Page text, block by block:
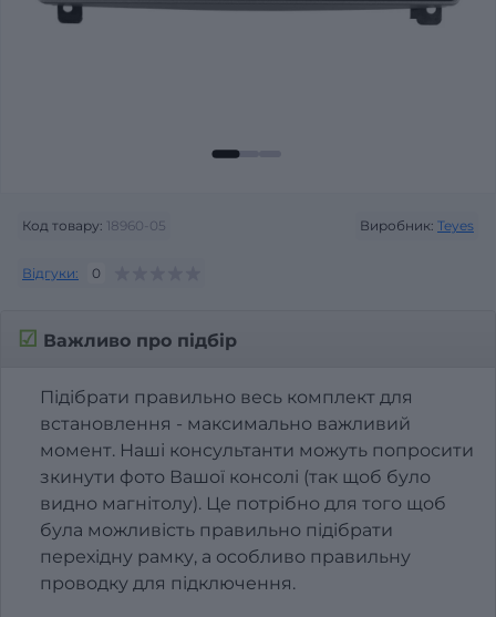
Код товару: 18960-05 Виробник: Teyes
Відгуки: 0
☑ Важливо про підбір
Підібрати правильно весь комплект для
встановлення - максимально важливий
момент. Наші консультанти можуть попросити
зкинути фото Вашої консолі (так щоб було
видно магнітолу). Це потрібно для того щоб
була можливість правильно підібрати
перехідну рамку, а особливо правильну
проводку для підключення.